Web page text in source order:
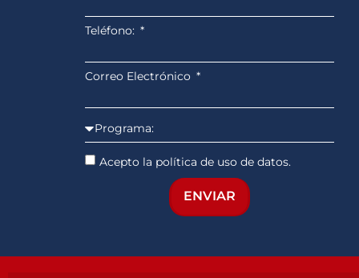
Teléfono:
Correo Electrónico
Acepto la política de uso de datos.
ENVIAR